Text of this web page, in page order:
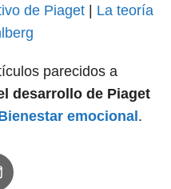
de Piaget
La teoría
parecidos a
desarrollo de Piaget
emocional .